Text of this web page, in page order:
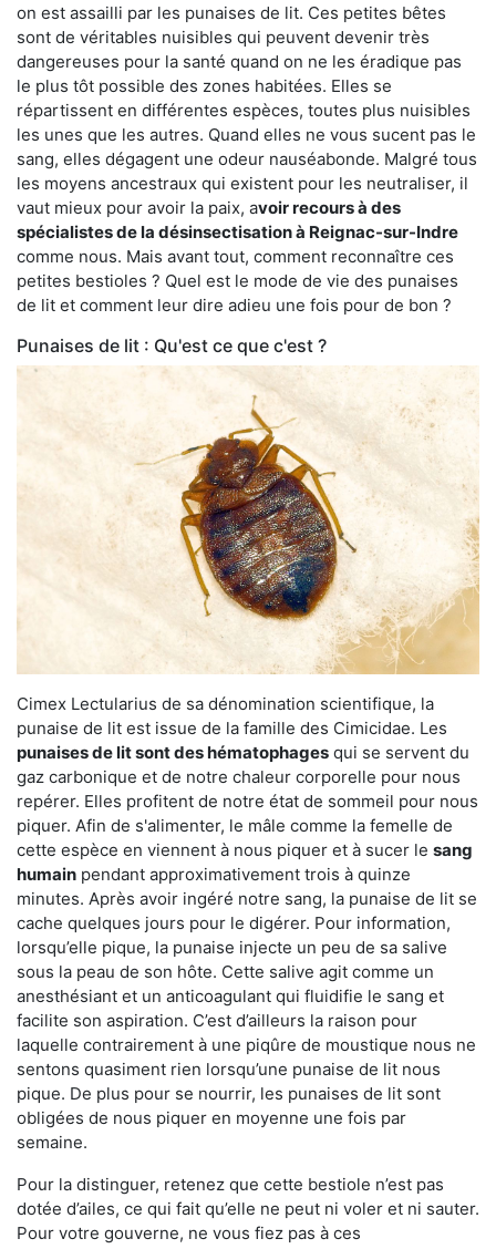
on est assailli par les punaises de lit. Ces petites bêtes
sont de véritables nuisibles qui peuvent devenir très
dangereuses pour la santé quand on ne les éradique pas
le plus tôt possible des zones habitées. Elles se
répartissent en différentes espèces, toutes plus nuisibles
les unes que les autres. Quand elles ne vous sucent pas le
sang, elles dégagent une odeur nauséabonde. Malgré tous
les moyens ancestraux qui existent pour les neutraliser, il
vaut mieux pour avoir la paix, avoir recours à des
spécialistes de la désinsectisation à Reignac-sur-Indre
comme nous. Mais avant tout, comment reconnaître ces
petites bestioles ? Quel est le mode de vie des punaises
de lit et comment leur dire adieu une fois pour de bon ?
Punaises de lit : Qu'est ce que c'est ?
Cimex Lectularius de sa dénomination scientifique, la
punaise de lit est issue de la famille des Cimicidae. Les
punaises de lit sont des hématophages qui se servent du
gaz carbonique et de notre chaleur corporelle pour nous
repérer. Elles profitent de notre état de sommeil pour nous
piquer. Afin de s'alimenter, le mâle comme la femelle de
cette espèce en viennent à nous piquer et à sucer le sang
humain pendant approximativement trois à quinze
minutes. Après avoir ingéré notre sang, la punaise de lit se
cache quelques jours pour le digérer. Pour information,
lorsqu’elle pique, la punaise injecte un peu de sa salive
sous la peau de son hôte. Cette salive agit comme un
anesthésiant et un anticoagulant qui fluidifie le sang et
facilite son aspiration. C’est d’ailleurs la raison pour
laquelle contrairement à une piqûre de moustique nous ne
sentons quasiment rien lorsqu’une punaise de lit nous
pique. De plus pour se nourrir, les punaises de lit sont
obligées de nous piquer en moyenne une fois par
semaine.
Pour la distinguer, retenez que cette bestiole n’est pas
dotée d’ailes, ce qui fait qu’elle ne peut ni voler et ni sauter.
Pour votre gouverne, ne vous fiez pas à ces